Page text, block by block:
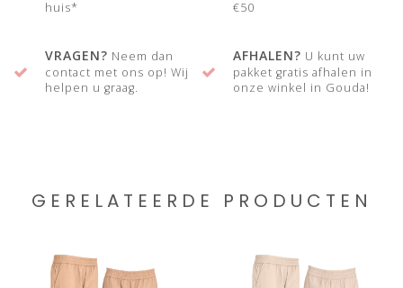
huis*
€50
VRAGEN? Neem dan
contact met ons op! Wij
helpen u graag.
AFHALEN? U kunt uw
pakket gratis afhalen in
onze winkel in Gouda!
GERELATEERDE PRODUCTEN